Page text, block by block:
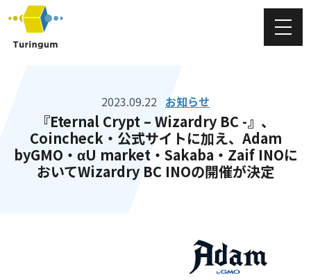
2023.09.22 お知らせ
『Eternal Crypt – Wizardry BC -』、
Coincheck・公式サイトに加え、Adam
byGMO・αU market・Sakaba・Zaif INOに
おいてWizardry BC INOの開催が決定